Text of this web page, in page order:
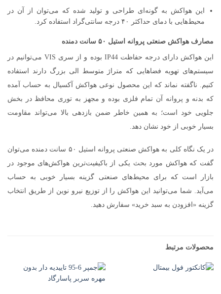
این هواکش به گونه‌ای طراحی و تولید شده که می‌توان از آن در
محیط‌هایی با دمای حداکثر ۴۰ درجه سانتی‌گراد استفاده کرد.
مصارف هواکش صنعتی پروانه استیل ۵۰ سانت دمنده
این هواکش دارای درجه حفاظت IP44 بوده و از سری VIS می‌توانیم در
سیستم‌های تهویه فضاهایی که متراژ متوسط الی بزرگ دارند استفاده
کنیم. ناگفته نماند که این محصول نوعی هواکش آکسیال به حساب آمده
که بدنه و پروانه آن تمام فلزی بوده و مجهز به توری محافظ در بخش
جلویی خود است؛ به همین خاطر ضمن بازدهی بالا می‌تواند مقاومت
بسیار خوبی از خود نشان دهد.
در یک نگاه کلی به هواکش صنعتی پروانه استیل ۵۰ سانت دمنده می‌توان
گفت که هواکش مورد بحث یکی از باکیفیت‌ترین هواکش‌های موجود در
بازار است که برای محیط‌های صنعتی گزینه بسیار خوبی به حساب
می‌آید. شما می‌توانید این هواکش را از توزیع نیرو نوین از طریق انتخاب
گزینه «افزودن به سبد خرید» سفارش دهید.
محصولات مرتبط